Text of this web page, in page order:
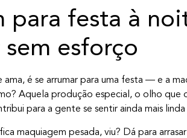
para festa à
esforço
é se arrumar para uma festa — e a
Aquela produção especial, o olho que
para a gente se sentir ainda mais
maquiagem pesada, viu? Dá para